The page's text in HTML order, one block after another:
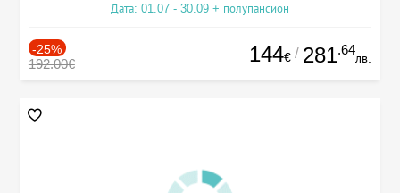
Дата: 01.07 - 30.09 + полупансион
-25%
192.00€ 144€ / 281.64
лв.